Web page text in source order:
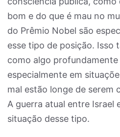
bom e do que é mau no
do Prêmio Nobel são
esse tipo de posição. Isso
como algo profundamente
especialmente em
mal estão longe de serem
A guerra atual entre Israel
situação desse tipo.